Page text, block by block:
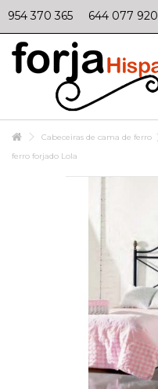
954 370 365 644 077 920
Cabeceiras de cama de ferro
ferro forjado Lola